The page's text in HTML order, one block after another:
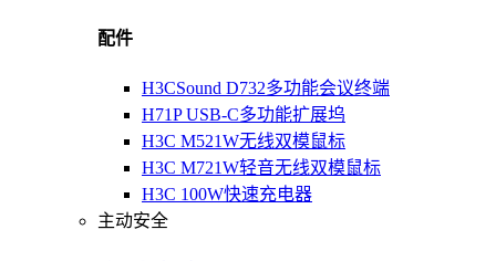
配件
H3CSound D732多功能会议终端
H71P USB-C多功能扩展坞
H3C M521W无线双模鼠标
H3C M721W轻音无线双模鼠标
H3C 100W快速充电器
主动安全